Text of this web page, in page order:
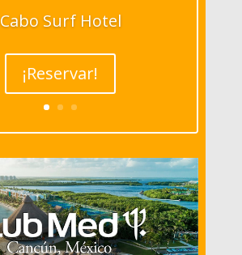
Cabo Surf Hotel
¡Reservar!